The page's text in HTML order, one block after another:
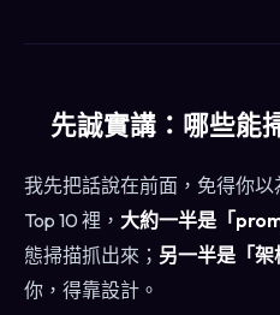
先誠實講：哪些能
我先把話說在前面，免得你
Top 10 裡， 大約一半是「
態掃描抓出來； 另一半是「
你，得靠設計。